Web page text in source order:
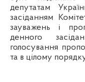
депутатам
засіданням
зауважень і
денного
голосування
та в цілому